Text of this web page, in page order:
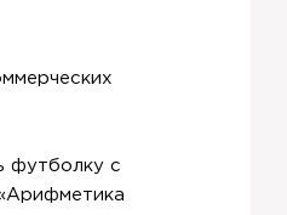
футболку с